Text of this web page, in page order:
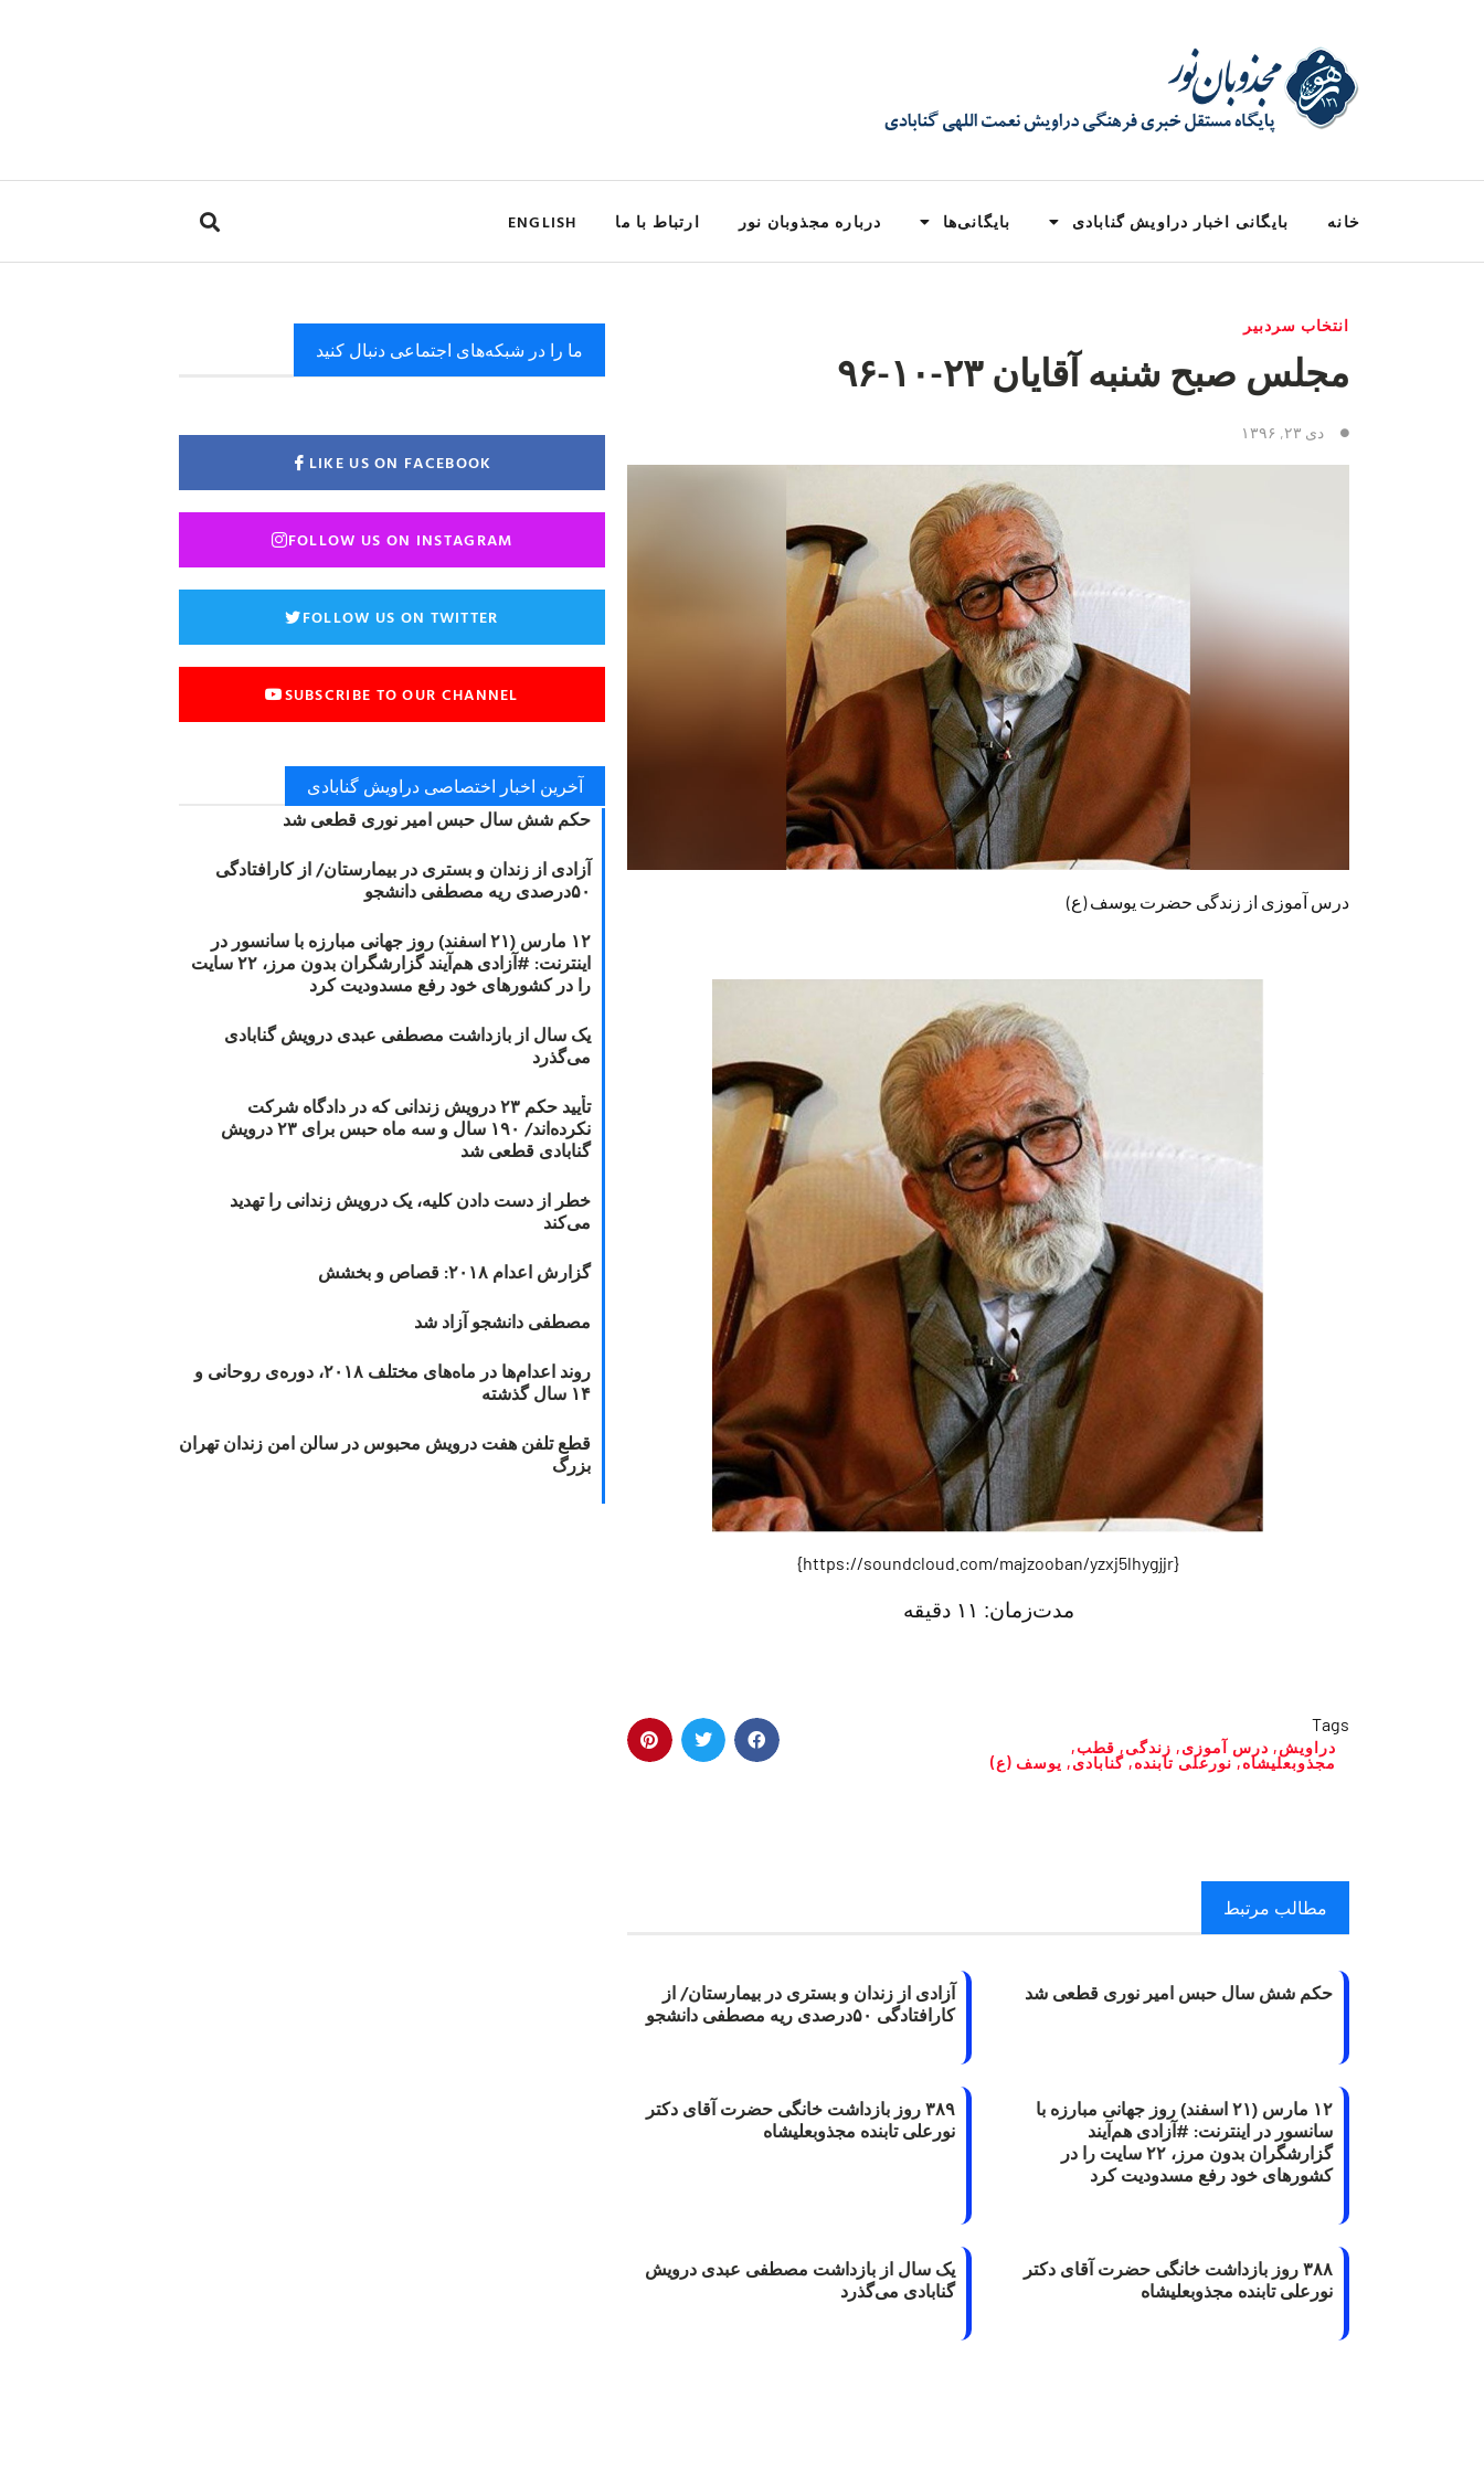
خانه بایگانی اخبار دراویش گنابادی بایگانی‌ها درباره مجذوبان نور ارتباط با ما ENGLISH
انتخاب سردبیر
مجلس صبح شنبه آقایان ۲۳-۱۰-۹۶
دی ۲۳, ۱۳۹۶
درس آموزی از زندگی حضرت یوسف (ع)
{https://soundcloud.com/majzooban/yzxj5lhygjjr}
مدت‌زمان: ۱۱ دقیقه
Tags
دراویش, درس آموزی, زندگی, قطب,
مجذوبعلیشاه,نورعلی تابنده, گنابادی, یوسف (ع)
مطالب مرتبط
حکم شش سال حبس امیر نوری قطعی شد
آزادی از زندان و بستری در بیمارستان/ از
کارافتادگی ۵۰درصدی ریه مصطفی دانشجو
۱۲ مارس (۲۱ اسفند) روز جهانی مبارزه با
سانسور در اینترنت: #آزادی هم‌آیند
گزارشگران‌ بدون مرز، ۲۲ سایت را در
کشورهای خود رفع مسدودیت کرد
۳۸۹ روز بازداشت خانگی حضرت آقای دکتر
نورعلی تابنده مجذوبعلیشاه
۳۸۸ روز بازداشت خانگی حضرت آقای دکتر
نورعلی تابنده مجذوبعلیشاه
یک سال از بازداشت مصطفی عبدی درویش
گنابادی می‌گذرد
ما را در شبکه‌های اجتماعی دنبال کنید
LIKE US ON FACEBOOK
FOLLOW US ON INSTAGRAM
FOLLOW US ON TWITTER
SUBSCRIBE TO OUR CHANNEL
آخرین اخبار اختصاصی دراویش گنابادی
حکم شش سال حبس امیر نوری قطعی شد
آزادی از زندان و بستری در بیمارستان/ از کارافتادگی
۵۰درصدی ریه مصطفی دانشجو
۱۲ مارس (۲۱ اسفند) روز جهانی مبارزه با سانسور در
اینترنت: #آزادی هم‌آیند گزارشگران‌ بدون مرز، ۲۲ سایت
را در کشورهای خود رفع مسدودیت کرد
یک سال از بازداشت مصطفی عبدی درویش گنابادی
می‌گذرد
تأیید حکم ۲۳ درویش زندانی که در دادگاه شرکت
نکرده‌اند/ ۱۹۰ سال و سه ماه حبس برای ۲۳ درویش
گنابادی قطعی شد
خطر از دست دادن کلیه، یک درویش زندانی را تهدید
می‌کند
گزارش اعدام ۲۰۱۸: قصاص و بخشش
مصطفی دانشجو آزاد شد
روند اعدام‌ها در ماه‌های مختلف ۲۰۱۸، دوره‌ی روحانی و
۱۴ سال گذشته
قطع تلفن هفت درویش محبوس در سالن امن زندان تهران
بزرگ